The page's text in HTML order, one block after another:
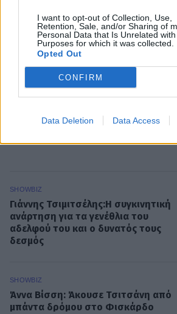
I want to opt-out of Collection, Use,
Retention, Sale, and/or Sharing of
Personal Data that Is Unrelated
Purposes for which it was collected.
Opted Out
CONFIRM
Data Deletion Data Access
Summer vibes για τη Δανάη Μπάρκα
– Το πολύχρωμο look που ξεχώρισε
σε καλοκαιρινό πάρτι
SHOWBIZ
Η Βάλια Χατζηθεοδώρου μαγνητίζει
τα βλέμματα με τις καλοκαιρινές της
SHOWBIZ
Γιάννης Τσιμιτσέλης:Η συγκινητική
ανάρτηση για τα γενέθλια του
αδελφού του και ο δυνατός τους
δεσμός
SHOWBIZ
Άννα Βίσση: Άκουσε Τσιτσάνη από
μπάντα δρόμου στο Φισκάρδο